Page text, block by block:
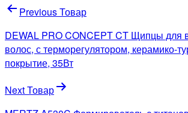
Навигация
по
записям
Previous Товар
DEWAL PRO CONCEPT CT Щипцы для
волос, с терморегулятором, керамико-
покрытие, 35Вт
Next Товар